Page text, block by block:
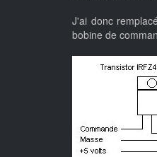
J'ai donc
bobine de